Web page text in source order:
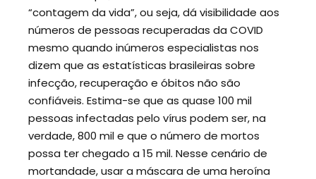
“contagem da vida”, ou seja, dá visibilidade aos
números de pessoas recuperadas da COVID
mesmo quando inúmeros especialistas nos
dizem que as estatísticas brasileiras sobre
infecção, recuperação e óbitos não são
confiáveis. Estima-se que as quase 100 mil
pessoas infectadas pelo vírus podem ser, na
verdade, 800 mil e que o número de mortos
possa ter chegado a 15 mil. Nesse cenário de
mortandade, usar a máscara de uma heroína